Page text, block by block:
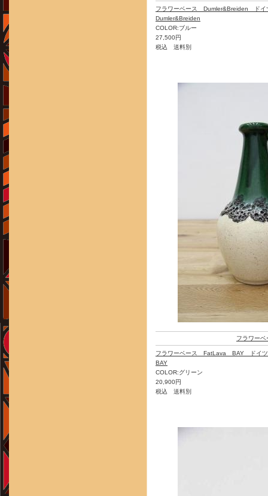
フラワーベース Dumler&Breiden ド
Dumler&Breiden
COLOR:ブルー
27,500円
税込 送料別
フラワーベ
フラワーベース FatLava BAY ドイ
BAY
COLOR:グリーン
20,900円
税込 送料別